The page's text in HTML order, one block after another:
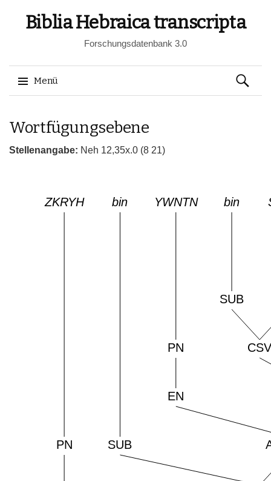
Biblia Hebraica transcripta
Forschungsdatenbank 3.0
Menü
zum
Suchen
nach:
Wortfügungsebene
Stellenangabe: Neh 12,35x.0 (8 21)